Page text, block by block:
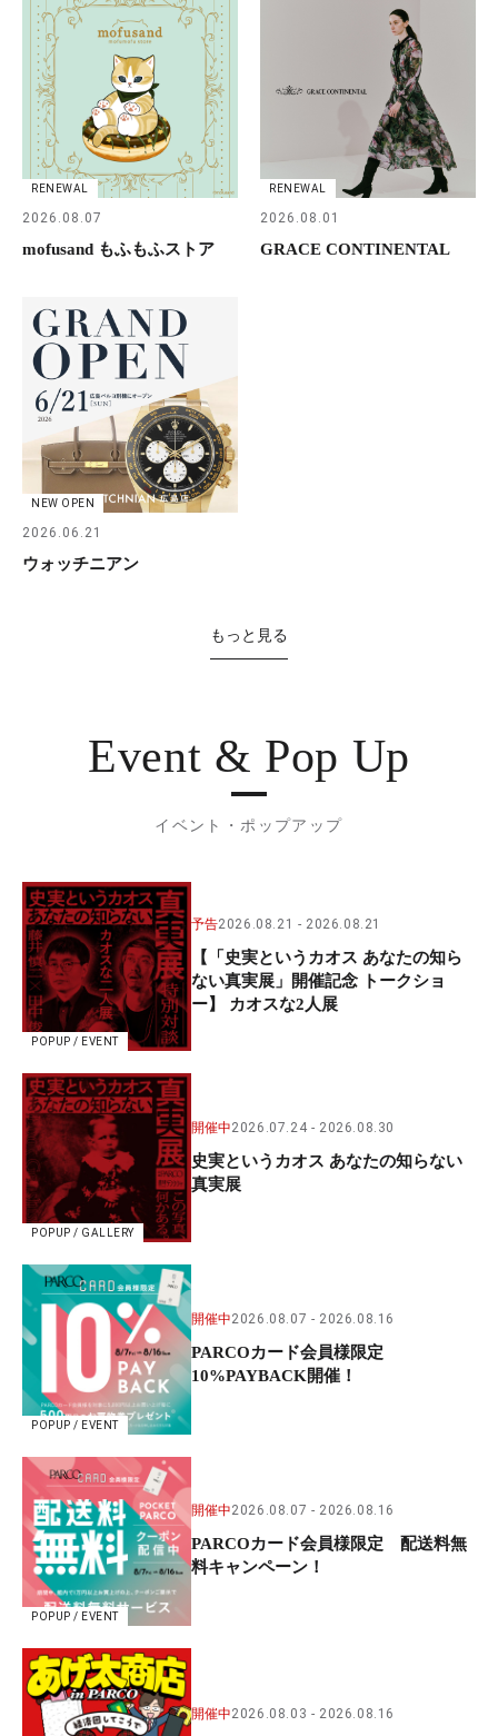
RENEWAL
2026.08.07
mofusand もふもふストア
RENEWAL
2026.08.01
GRACE CONTINENTAL
NEW OPEN
2026.06.21
ウォッチニアン
もっと見る
Event & Pop Up
イベント・ポップアップ
POPUP / EVENT
予告2026.08.21 2026.08.21
【「史実というカオス あなたの知ら
ない真実展」開催記念 トークショ
ー】 カオスな2人展
POPUP / GALLERY
開催中2026.07.24 2026.08.30
史実というカオス あなたの知らない
真実展
POPUP / EVENT
開催中2026.08.07 2026.08.16
PARCOカード会員様限定
10%PAYBACK開催！
POPUP / EVENT
開催中2026.08.07 2026.08.16
PARCOカード会員様限定 配送料無
料キャンペーン！
開催中2026.08.03 2026.08.16